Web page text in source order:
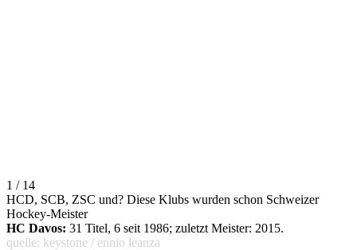
1 / 14
HCD, SCB, ZSC und? Diese Klubs wurden schon Schweizer
Hockey-Meister
HC Davos: 31 Titel, 6 seit 1986; zuletzt Meister: 2015.
quelle: keystone / ennio leanza